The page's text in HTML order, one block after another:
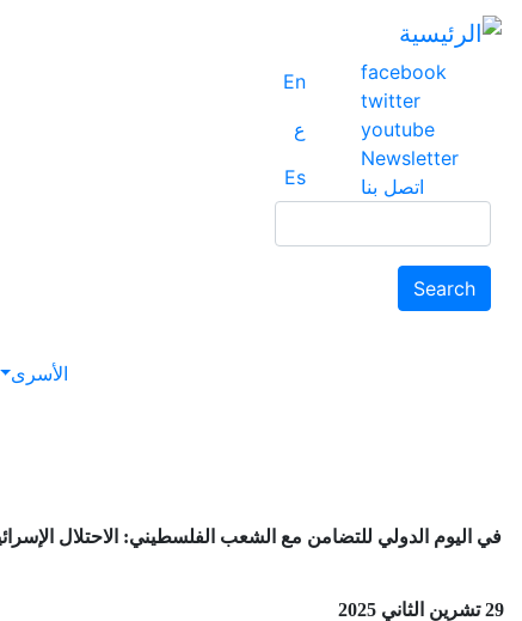
facebook
twitter
youtube
Newsletter
اتصل بنا
En
ع
Es
Search
الأسرى
في اليوم الدولي للتضامن مع الشعب الفلسطيني: الاحتلال
29 تشرين الثاني 2025